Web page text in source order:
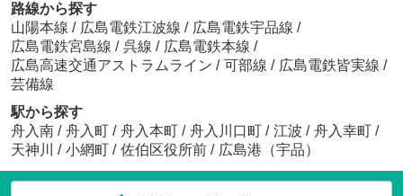
路線から探す
山陽本線 / 広島電鉄江波線 / 広島電鉄宇品線 /
広島電鉄宮島線 / 呉線 / 広島電鉄本線 /
広島高速交通アストラムライン / 可部線 / 広島電鉄皆実線 /
芸備線
駅から探す
舟入南 / 舟入町 / 舟入本町 / 舟入川口町 / 江波 / 舟入幸町 /
天神川
/ 小網町 / 佐伯区役所前 / 広島港（宇品）